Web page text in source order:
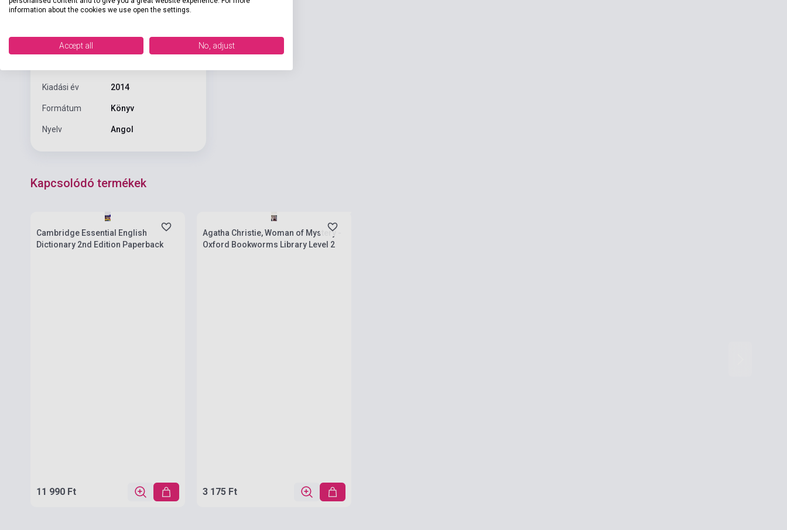
OXFORD UNIVERSITY
Kiadási év 2014
Formátum Könyv
Nyelv Angol
Kapcsolódó termékek
Cambridge Essential English
Dictionary 2nd Edition Paperback
11 990 Ft
Agatha Christie, Woman of Mystery -
Oxford Bookworms Library Level 2
3 175 Ft
information about the cookies we use open the settings.
Accept all No, adjust